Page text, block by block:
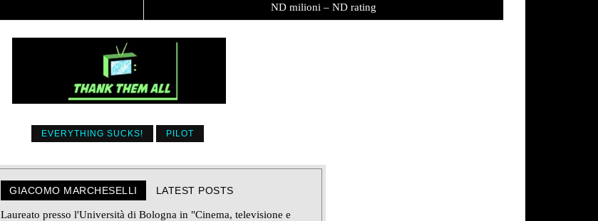
ND milioni – ND rating
EVERYTHING SUCKS! PILOT
GIACOMO MARCHESELLI LATEST POSTS
Laureato presso l'Università di Bologna in "Cinema, televisione e